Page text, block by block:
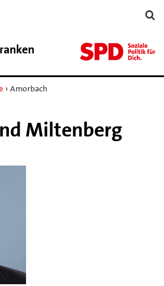
› Amorbach
Miltenberg